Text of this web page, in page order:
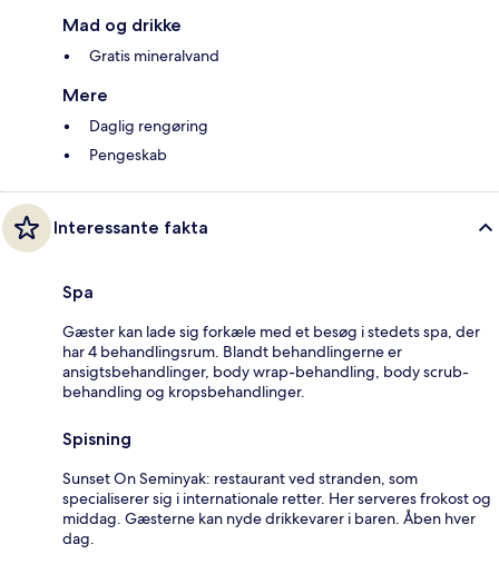
Mad og drikke
Gratis mineralvand
Mere
Daglig rengøring
Pengeskab
Interessante fakta
Spa
Gæster kan lade sig forkæle med et besøg i stedets spa, der
har 4 behandlingsrum. Blandt behandlingerne er
ansigtsbehandlinger, body wrap-behandling, body scrub-
behandling og kropsbehandlinger.
Spisning
Sunset On Seminyak: restaurant ved stranden, som
specialiserer sig i internationale retter. Her serveres frokost og
middag. Gæsterne kan nyde drikkevarer i baren. Åben hver
dag.